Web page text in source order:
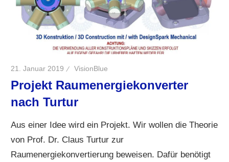
21. Januar 2019 VisionBlue
Projekt Raumenergiekonverter
nach Turtur
Aus einer Idee wird ein Projekt. Wir wollen die Theorie
von Prof. Dr. Claus Turtur zur
Raumenergiekonvertierung beweisen. Dafür benötigt